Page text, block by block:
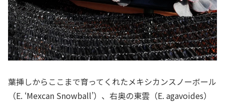
葉挿しからここまで育ってくれたメキシカンスノーボール
（E. ‘Mexcan Snowball’）、右奥の東雲（E. agavoides）